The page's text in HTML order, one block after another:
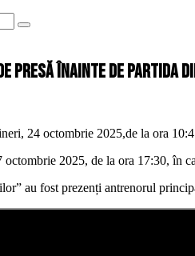
presă înainte de partida
24 octombrie 2025,de la ora
2025, de la ora 17:30, în
au fost prezenți antrenorul